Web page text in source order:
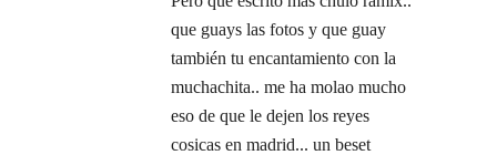
que guays las fotos y que guay
también tu encantamiento con la
muchachita.. me ha molao mucho
eso de que le dejen los reyes
cosicas en madrid... un beset